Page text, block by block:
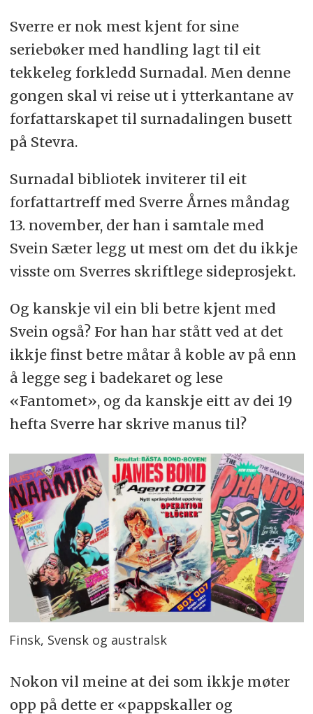
Sverre er nok mest kjent for sine
seriebøker med handling lagt til eit
tekkeleg forkledd Surnadal. Men denne
gongen skal vi reise ut i ytterkantane av
forfattarskapet til surnadalingen busett
på Stevra.
Surnadal bibliotek inviterer til eit
forfattartreff med Sverre Årnes måndag
13. november, der han i samtale med
Svein Sæter legg ut mest om det du ikkje
visste om Sverres skriftlege sideprosjekt.
Og kanskje vil ein bli betre kjent med
Svein også? For han har stått ved at det
ikkje finst betre måtar å koble av på enn
å legge seg i badekaret og lese
«Fantomet», og da kanskje eitt av dei 19
hefta Sverre har skrive manus til?
Finsk, Svensk og australsk
Nokon vil meine at dei som ikkje møter
opp på dette er «pappskaller og